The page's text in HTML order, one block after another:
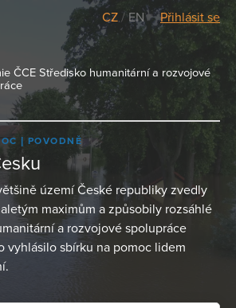
CZ/ EN Přihlásit se
ČCE Středisko humanitární a rozvojové
POVODNĚ
území České republiky zvedly
maximům a způsobily rozsáhlé
a rozvojové spolupráce
vyhlásilo sbírku na pomoc lidem